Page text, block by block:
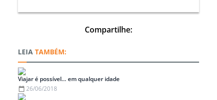
Compartilhe:
TAMBÉM:
Viajar é possível… em qualquer idade
26/06/2018